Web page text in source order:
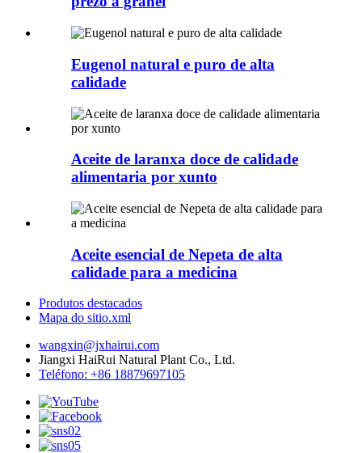
Eugenol natural e puro de alta
calidade
Aceite de laranxa doce de calidade
alimentaria por xunto
Aceite esencial de Nepeta de alta
calidade para a medicina
Produtos destacados
Mapa do sitio.xml
wangxin@jxhairui.com
Jiangxi HaiRui Natural Plant Co., Ltd.
Teléfono: +86 18879697105